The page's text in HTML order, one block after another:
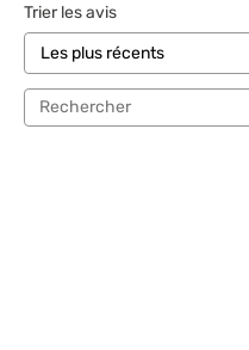
Trier les avis